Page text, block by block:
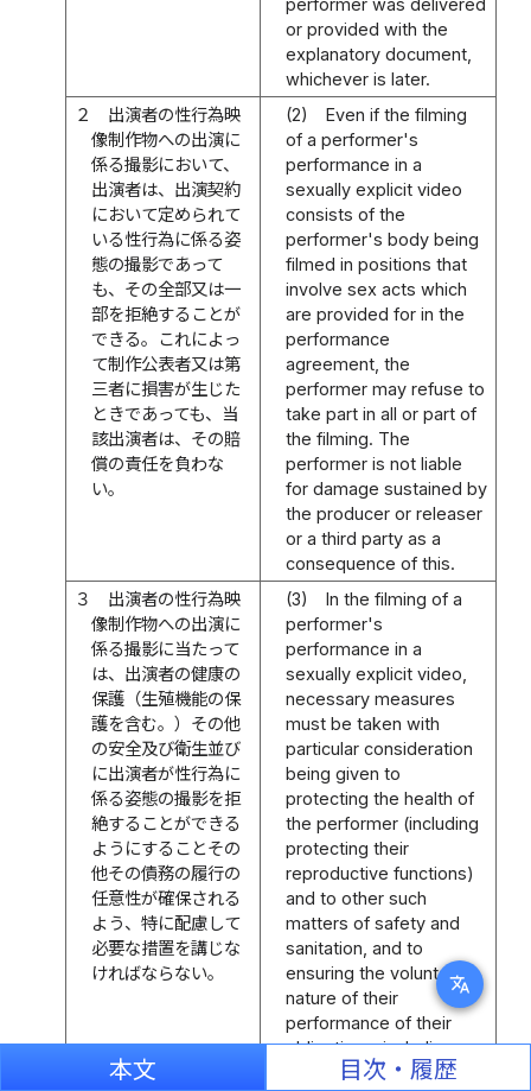
translate
performer was delivered
or provided with the
explanatory document,
whichever is later.
２
出演者の性行為映
像制作物への出演に
係る撮影において、
出演者は、出演契約
において定められて
いる性行為に係る姿
態の撮影であって
も、その全部又は一
部を拒絶することが
できる。これによっ
て制作公表者又は第
三者に損害が生じた
ときであっても、当
該出演者は、その賠
償の責任を負わな
い。
(2)
Even if the filming
of a performer's
performance in a
sexually explicit video
consists of the
performer's body being
filmed in positions that
involve sex acts which
are provided for in the
performance
agreement, the
performer may refuse to
take part in all or part of
the filming. The
performer is not liable
for damage sustained by
the producer or releaser
or a third party as a
consequence of this.
３
出演者の性行為映
像制作物への出演に
係る撮影に当たって
は、出演者の健康の
保護（生殖機能の保
護を含む。）その他
の安全及び衛生並び
に出演者が性行為に
係る姿態の撮影を拒
絶することができる
ようにすることその
他その債務の履行の
任意性が確保される
よう、特に配慮して
必要な措置を講じな
ければならない。
(3)
In the filming of a
performer's
performance in a
sexually explicit video,
necessary measures
must be taken with
particular consideration
being given to
protecting the health of
the performer (including
protecting their
reproductive functions)
and to other such
matters of safety and
sanitation, and to
ensuring the voluntary
nature of their
performance of their
obligations, including
enabling the performer
本文 目次・履歴